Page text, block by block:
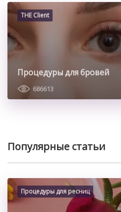
THE Client
Процедуры для бровей
686613
Популярные статьи
Процедуры для ресниц